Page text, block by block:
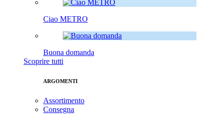
Ciao METRO
Buona domanda
Scoprire tutti
ARGOMENTI
Assortimento
Consegna